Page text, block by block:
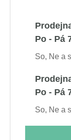
Po - Pá
So, Ne a
Po - Pá
So, Ne a